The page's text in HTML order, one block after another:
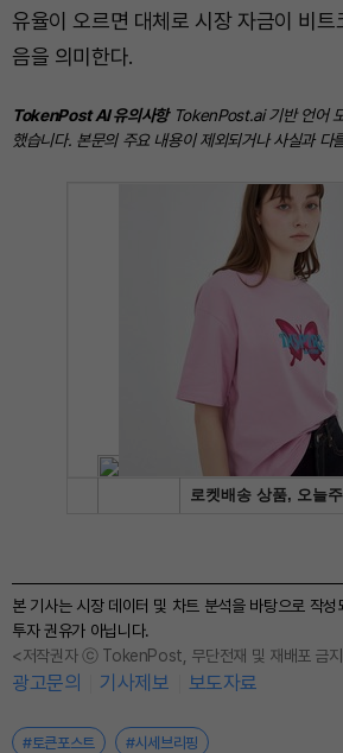
유율이 오르면 대체로 시장 자금이 비트
음을 의미한다.
TokenPost AI 유의사항TokenPost.ai 기반 언어
했습니다. 본문의 주요 내용이 제외되거나 사실과 다
본 기사는 시장 데이터 및 차트 분석을 바탕으로 작
투자 권유가 아닙니다.
<저작권자 ⓒ TokenPost, 무단전재 및 재배포 금
광고문의 기사제보 보도자료
#토큰포스트 #시세브리핑